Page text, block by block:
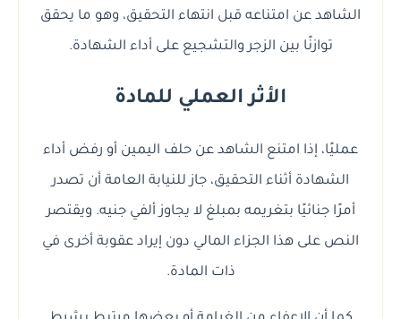
الشاهد عن امتناعه قبل انتهاء التحقيق، وهو ما يحقق
توازنًا بين الزجر والتشجيع على أداء الشهادة.
الأثر العملي للمادة
عمليًا، إذا امتنع الشاهد عن حلف اليمين أو رفض أداء
الشهادة أثناء التحقيق، جاز للنيابة العامة أن تصدر
أمرًا جنائيًا بتغريمه بمبلغ لا يجاوز ألفي جنيه. ويقتصر
النص على هذا الجزاء المالي دون إيراد عقوبة أخرى في
ذات المادة.